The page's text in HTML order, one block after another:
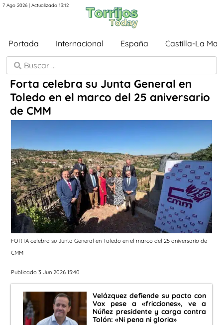
7 Ago 2026 | Actualizado 13:12
Portada Internacional España Castilla-La
Forta celebra su Junta General en
Toledo en el marco del 25 aniversario
de CMM
FORTA celebra su Junta General en Toledo en el marco del 25 aniversario de
CMM
Publicado 3 Jun 2026 15:40
Velázquez defiende su pacto con
Vox pese a «fricciones», ve a
Núñez presidente y carga contra
Tolón: «Ni pena ni gloria»